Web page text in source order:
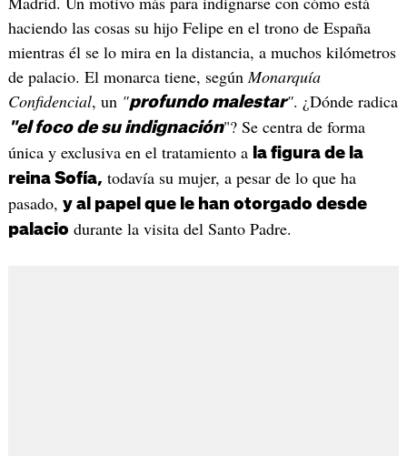
haciendo las cosas su hijo Felipe en el trono de España
mientras él se lo mira en la distancia, a muchos kilómetros
de palacio. El monarca tiene, según Monarquía
Confidencial, un "profundo malestar". ¿Dónde radica
"el foco de su indignación"? Se centra de forma
única y exclusiva en el tratamiento a la figura de la
reina Sofía, todavía su mujer, a pesar de lo que ha
pasado, y al papel que le han otorgado desde
palacio durante la visita del Santo Padre.